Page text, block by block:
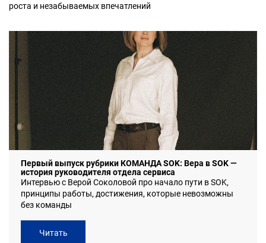
роста и незабываемых впечатлений
Первый выпуск рубрики КОМАНДА SOK: Вера в SOK —
история руководителя отдела сервиса
Интервью с Верой Соколовой про начало пути в SOK,
принципы работы, достижения, которые невозможны
без команды
Читать